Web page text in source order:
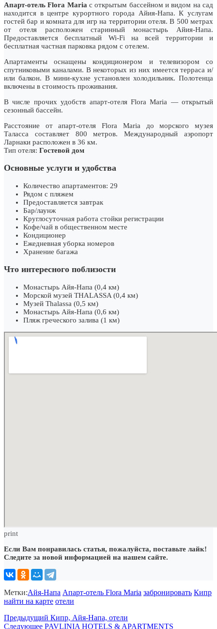
Апарт-отель Flora Maria с открытым бассейном и видом на сад
находится в центре курортного города Айия-Напа. К услугам
гостей бар и комната для игр на территории отеля. В 500 метрах
от отеля расположен старинный монастырь Айия-Напа.
Предоставляется бесплатный Wi-Fi на всей территории и
бесплатная частная парковка рядом с отелем.
Апартаменты оснащены кондиционером и телевизором со
спутниковыми каналами. В некоторых из них имеется терраса и/
или балкон. В мини-кухне установлен холодильник. Полотенца
включены в стоимость проживания.
В числе прочих удобств апарт-отеля Flora Maria — открытый
сезонный бассейн.
Расстояние от апарт-отеля Flora Maria до морского музея
Таласса составляет 800 метров. Международный аэропорт
Ларнаки расположен в 36 км.
Тип отеля: Гостевой дом
Основные услуги и удобства
Количество апартаментов: 29
Рядом с пляжем
Предоставляется завтрак
Бар/лаунж
Круглосуточная работа стойки регистрации
Кофе/чай в общественном месте
Кондиционер
Ежедневная уборка номеров
Хранение багажа
Что интересного поблизости
Монастырь Айя-Напа (0,4 км)
Морской музей THALASSA (0,4 км)
Музей Thalassa (0,5 км)
Монастырь Айя-Напа (0,6 км)
Пляж греческого залива (1 км)
print
Если Вам понравилась статья, пожалуйста, поставьте лайк!
Следите за новой информацией на нашем сайте.
Метки:Айя-Напа Апарт-отель Flora Maria забронировать Кипр
найти на карте отели
Предыдущий Кипр, Айя-Напа, отели
Следующее PAVLINIA HOTELS & APARTMENTS